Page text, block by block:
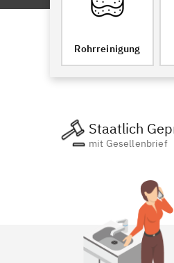
Rohrreinigung
Staatlich
mit Gesellenbrief